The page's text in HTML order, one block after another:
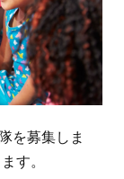
を募集しま
す。